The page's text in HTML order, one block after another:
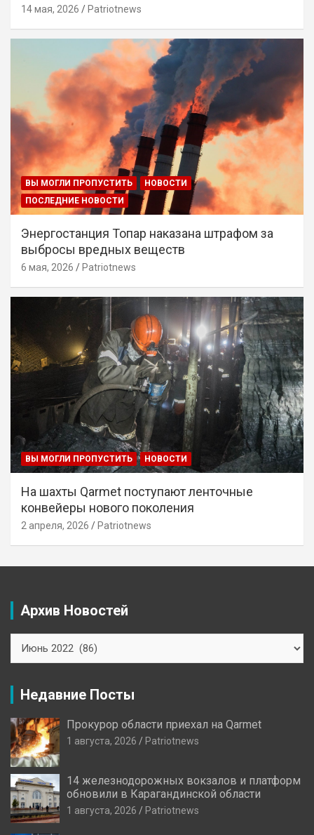
14 мая, 2026 Patriotnews
ВЫ МОГЛИ ПРОПУСТИТЬ
НОВОСТИ
ПОСЛЕДНИЕ НОВОСТИ
Энергостанция Топар наказана штрафом за
выбросы вредных веществ
6 мая, 2026 Patriotnews
ВЫ МОГЛИ ПРОПУСТИТЬ НОВОСТИ
На шахты Qarmet поступают ленточные
конвейеры нового поколения
2 апреля, 2026 Patriotnews
Архив Новостей
Новостей
Недавние Посты
Прокурор области приехал на Qarmet
1 августа, 2026 Patriotnews
14 железнодорожных вокзалов и платформ
обновили в Карагандинской области
1 августа, 2026 Patriotnews